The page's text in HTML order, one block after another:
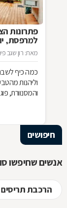
פתרונות
למרפסת,
מאת: רון שגב
כמה כיף
וליהנות
והמסנוורת,
מאפשרת
סוגים
או לבית,
ביותר -
להכיר את
לבחירתכם
חיפושים
אנשים שחיפשו
הרכבת תריסים